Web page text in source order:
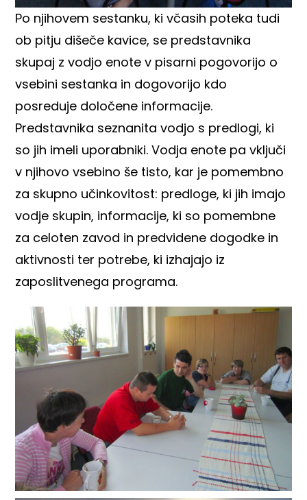
Po njihovem sestanku, ki včasih poteka tudi
ob pitju dišeče kavice, se predstavnika
skupaj z vodjo enote v pisarni pogovorijo o
vsebini sestanka in dogovorijo kdo
posreduje določene informacije.
Predstavnika seznanita vodjo s predlogi, ki
so jih imeli uporabniki. Vodja enote pa vključi
v njihovo vsebino še tisto, kar je pomembno
za skupno učinkovitost: predloge, ki jih imajo
vodje skupin, informacije, ki so pomembne
za celoten zavod in predvidene dogodke in
aktivnosti ter potrebe, ki izhajajo iz
zaposlitvenega programa.